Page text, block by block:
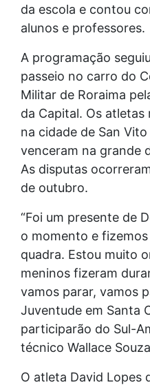
da escola e contou
alunos e professores.
A programação
passeio no carro do
Militar de Roraima
da Capital. Os
na cidade de San
venceram na grande
As disputas
de outubro.
“Foi um presente de
o momento e
quadra. Estou muito
meninos fizeram
vamos parar, vamos
Juventude em Santa
participarão do Sul-
técnico Wallace
O atleta David Lopes